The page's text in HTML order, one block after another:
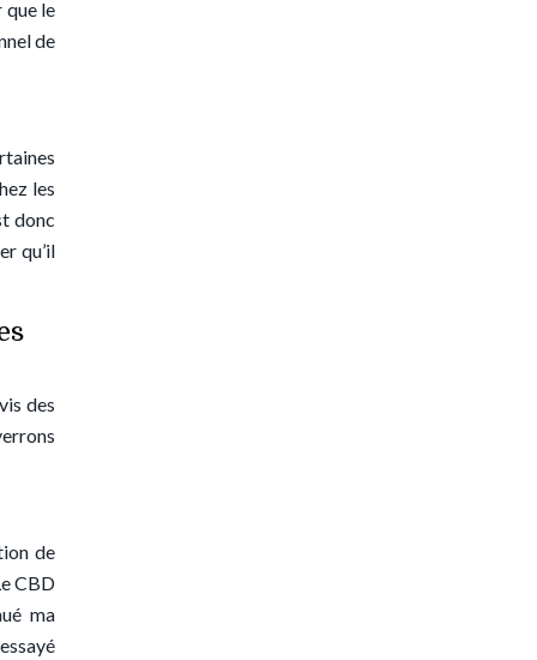
que le
de
les
donc
qu’il
des
de
CBD
ma